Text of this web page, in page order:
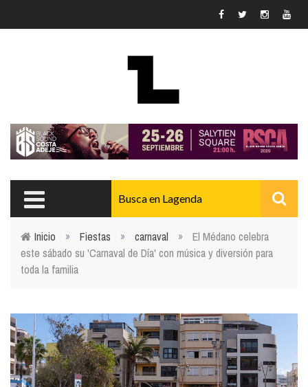
Usted está aquí
Inicio » Fiestas » carnaval »
El Médano celebra
este sábado su 'Carnaval de Día' con música y diversión para
toda la familia